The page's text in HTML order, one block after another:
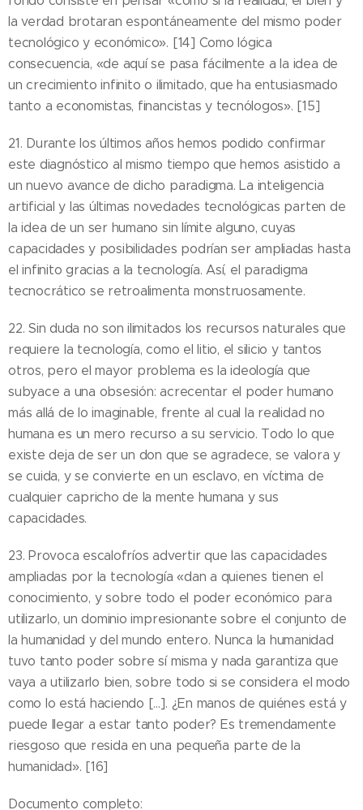
la verdad brotaran espontáneamente del mismo poder
tecnológico y económico». [14] Como lógica
consecuencia, «de aquí se pasa fácilmente a la idea de
un crecimiento infinito o ilimitado, que ha entusiasmado
tanto a economistas, financistas y tecnólogos». [15]
21. Durante los últimos años hemos podido confirmar
este diagnóstico al mismo tiempo que hemos asistido a
un nuevo avance de dicho paradigma. La inteligencia
artificial y las últimas novedades tecnológicas parten de
la idea de un ser humano sin límite alguno, cuyas
capacidades y posibilidades podrían ser ampliadas hasta
el infinito gracias a la tecnología. Así, el paradigma
tecnocrático se retroalimenta monstruosamente.
22. Sin duda no son ilimitados los recursos naturales que
requiere la tecnología, como el litio, el silicio y tantos
otros, pero el mayor problema es la ideología que
subyace a una obsesión: acrecentar el poder humano
más allá de lo imaginable, frente al cual la realidad no
humana es un mero recurso a su servicio. Todo lo que
existe deja de ser un don que se agradece, se valora y
se cuida, y se convierte en un esclavo, en víctima de
cualquier capricho de la mente humana y sus
capacidades.
23. Provoca escalofríos advertir que las capacidades
ampliadas por la tecnología «dan a quienes tienen el
conocimiento, y sobre todo el poder económico para
utilizarlo, un dominio impresionante sobre el conjunto de
la humanidad y del mundo entero. Nunca la humanidad
tuvo tanto poder sobre sí misma y nada garantiza que
vaya a utilizarlo bien, sobre todo si se considera el modo
como lo está haciendo […]. ¿En manos de quiénes está y
puede llegar a estar tanto poder? Es tremendamente
riesgoso que resida en una pequeña parte de la
humanidad». [16]
Documento completo: